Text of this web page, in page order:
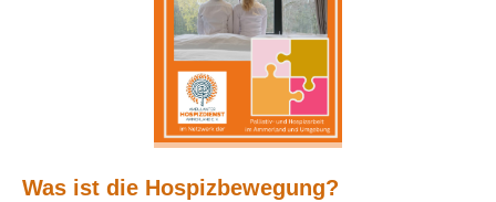
Was ist die Hospizbewegung?